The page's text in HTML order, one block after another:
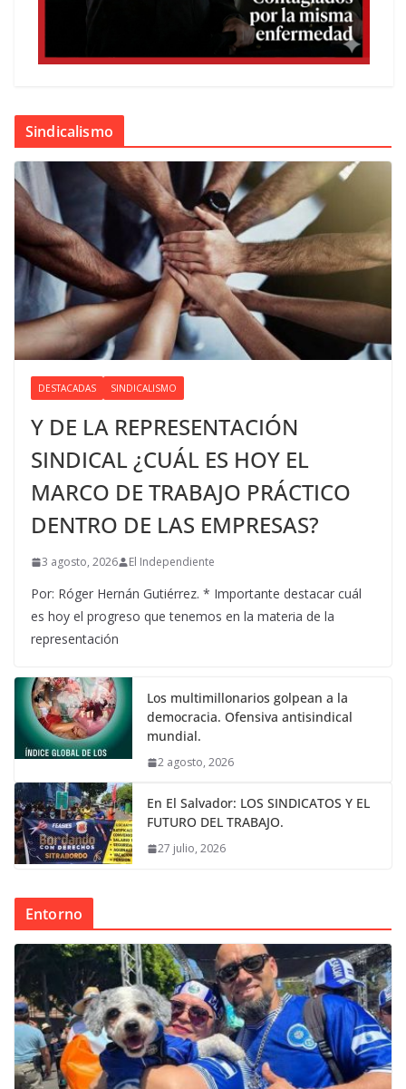
Sindicalismo
DESTACADAS SINDICALISMO
Y DE LA REPRESENTACIÓN
SINDICAL ¿CUÁL ES HOY EL
MARCO DE TRABAJO PRÁCTICO
DENTRO DE LAS EMPRESAS?
3 agosto, 2026 El Independiente
Por: Róger Hernán Gutiérrez. * Importante destacar cuál
es hoy el progreso que tenemos en la materia de la
representación
Los multimillonarios golpean a la
democracia. Ofensiva antisindical
mundial.
2 agosto, 2026
En El Salvador: LOS SINDICATOS Y EL
FUTURO DEL TRABAJO.
27 julio, 2026
Entorno